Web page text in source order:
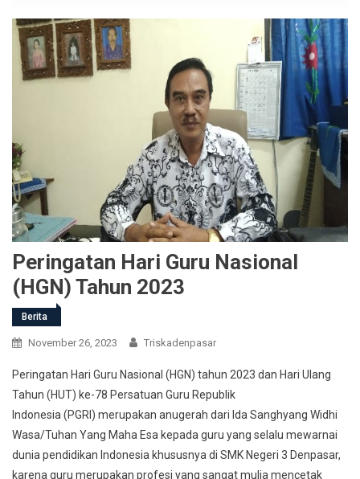
Peringatan Hari Guru Nasional
(HGN) Tahun 2023
Berita
November 26, 2023 Triskadenpasar
Peringatan Hari Guru Nasional (HGN) tahun 2023 dan Hari Ulang
Tahun (HUT) ke-78 Persatuan Guru Republik
Indonesia (PGRI) merupakan anugerah dari Ida Sanghyang Widhi
Wasa/Tuhan Yang Maha Esa kepada guru yang selalu mewarnai
dunia pendidikan Indonesia khususnya di SMK Negeri 3 Denpasar,
karena guru merupakan profesi yang sangat mulia mencetak